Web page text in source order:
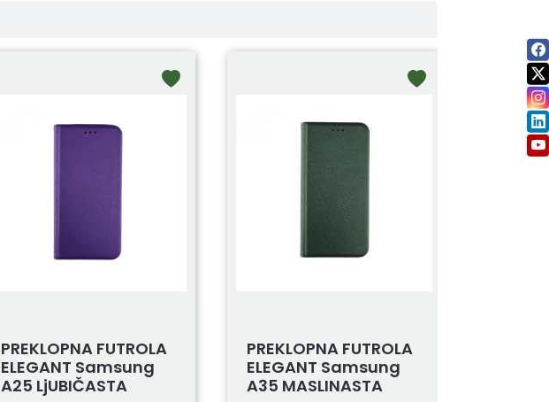
PREKLOPNA FUTROLA
ELEGANT Samsung
A25 LjUBIČASTA
PREKLOPNA FUTROLA
ELEGANT Samsung
A35 MASLINASTA